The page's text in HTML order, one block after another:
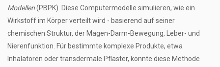
Modellen(PBPK). Diese Computermodelle simulieren, wie ein
Wirkstoff im Körper verteilt wird - basierend auf seiner
chemischen Struktur, der Magen-Darm-Bewegung, Leber- und
Nierenfunktion. Für bestimmte komplexe Produkte, etwa
Inhalatoren oder transdermale Pflaster, könnte diese Methode